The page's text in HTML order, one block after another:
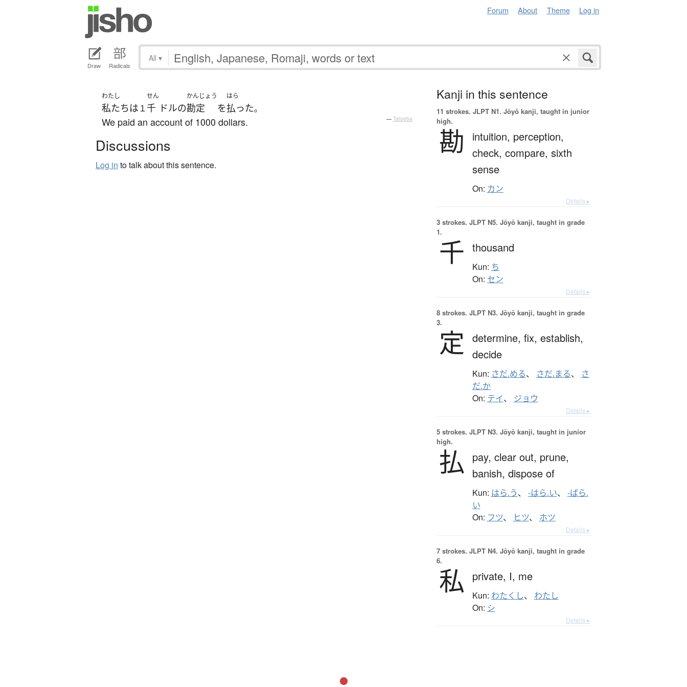
Forum About Theme Log in
Draw Radicals
All ▾
わたし
私たちは １
せん
千 ドルの
かんじょう
勘定 を
はら
払った。
We paid an account of 1000 dollars. — Tatoeba
Discussions
Log in to talk about this sentence.
Kanji in this sentence
11 strokes. JLPT N1. Jōyō kanji, taught in junior
high.
勘 intuition, perception,
check, compare, sixth
sense
On: カン
Details ▸
3 strokes. JLPT N5. Jōyō kanji, taught in grade
1.
千 thousand
Kun: ち
On: セン
Details ▸
8 strokes. JLPT N3. Jōyō kanji, taught in grade
3.
定 determine, fix, establish,
decide
Kun: さだ.める、 さだ.まる、
さ
だ.か
On: テイ、 ジョウ
Details ▸
5 strokes. JLPT N3. Jōyō kanji, taught in junior
high.
払 pay, clear out, prune,
banish, dispose of
Kun: はら.う、 -はら.い、 -ばら.
い
On: フツ、 ヒツ、 ホツ
Details ▸
7 strokes. JLPT N4. Jōyō kanji, taught in grade
6.
私 private, I, me
Kun: わたくし、 わたし
On: シ
Details ▸